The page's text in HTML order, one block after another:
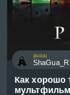
[BUDA]
ShaGua_R
Как хорошо